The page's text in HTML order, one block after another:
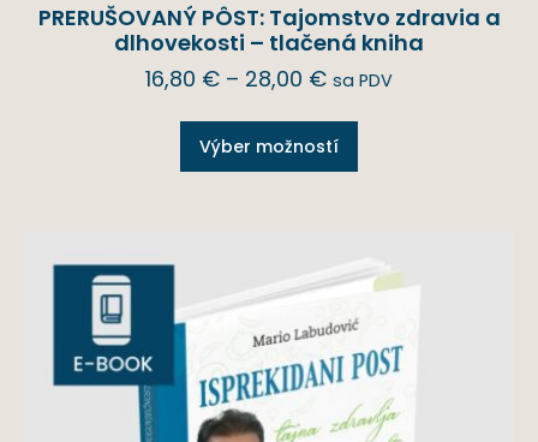
PRERUŠOVANÝ PÔST: Tajomstvo zdravia a
dlhovekosti – tlačená kniha
16,80 € – 28,00 € sa PDV
Výber možností